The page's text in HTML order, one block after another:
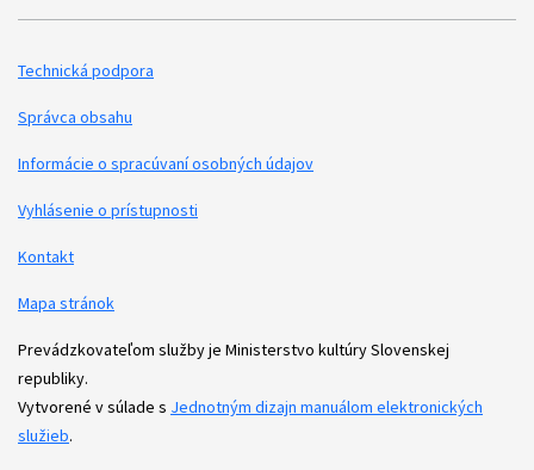
Podporné odkazy
Technická podpora
Správca obsahu
Informácie o spracúvaní osobných údajov
Vyhlásenie o prístupnosti
Kontakt
Mapa stránok
Prevádzkovateľom služby je Ministerstvo kultúry Slovenskej
republiky.
Vytvorené v súlade s Jednotným dizajn manuálom elektronických
služieb.